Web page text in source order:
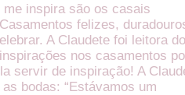
inspira são os casais
felizes,
A Claudete foi leitora
nos casamentos
servir de inspiração! A
bodas: “Estávamos um